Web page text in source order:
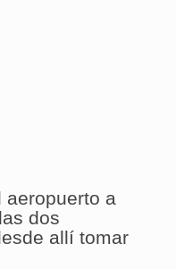
aeropuerto a
dos
allí tomar